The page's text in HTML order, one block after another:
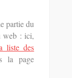
partie du
web : ici,
liste des
la page